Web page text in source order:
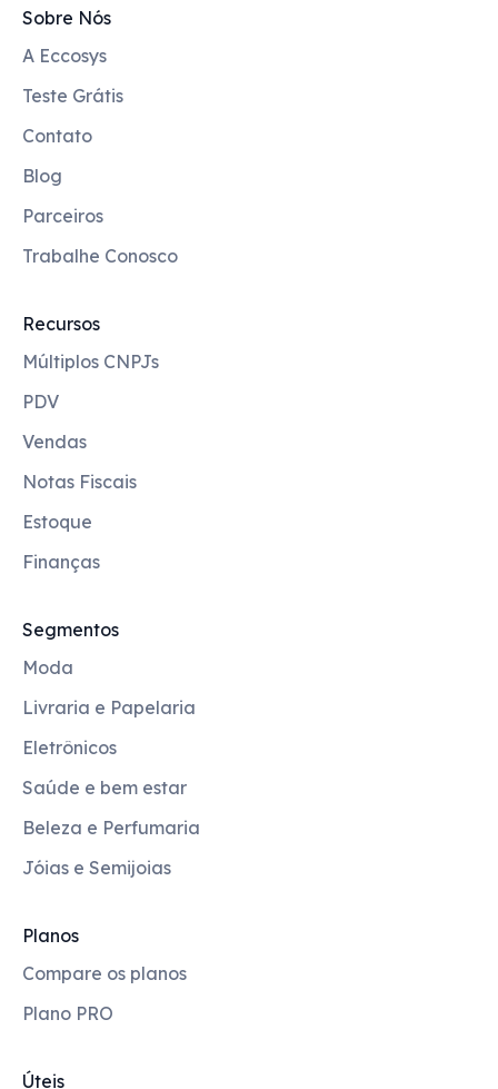
Sobre Nós
A Eccosys
Teste Grátis
Contato
Blog
Parceiros
Trabalhe Conosco
Recursos
Múltiplos CNPJs
PDV
Vendas
Notas Fiscais
Estoque
Finanças
Segmentos
Moda
Livraria e Papelaria
Eletrônicos
Saúde e bem estar
Beleza e Perfumaria
Jóias e Semijoias
Planos
Compare os planos
Plano PRO
Úteis